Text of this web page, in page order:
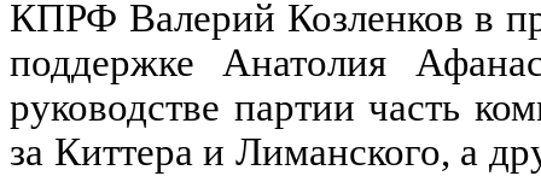
КПРФ Валерий Козленков в
поддержке Анатолия
руководстве партии часть
за Киттера и Лиманского, а